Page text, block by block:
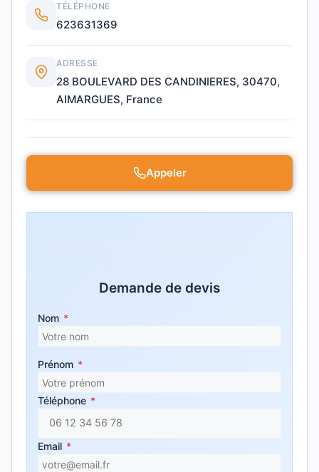
TÉLÉPHONE
623631369
ADRESSE
28 BOULEVARD DES CANDINIERES, 30470,
AIMARGUES, France
Appeler
Demande de devis
Nom *
Prénom *
Téléphone *
Email *